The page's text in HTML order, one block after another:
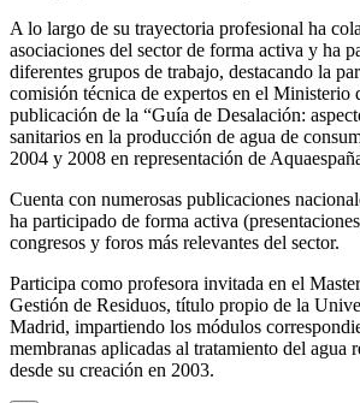
A lo largo de su trayectoria profesional ha
asociaciones del sector de forma activa y ha
diferentes grupos de trabajo, destacando la
comisión técnica de expertos en el Ministerio
publicación de la “Guía de Desalación:
sanitarios en la producción de agua de
2004 y 2008 en representación de
Cuenta con numerosas publicaciones
ha participado de forma activa
congresos y foros más relevantes del sector.
Participa como profesora invitada en el
Gestión de Residuos, título propio de la
Madrid, impartiendo los módulos
membranas aplicadas al tratamiento del agua
desde su creación en 2003.